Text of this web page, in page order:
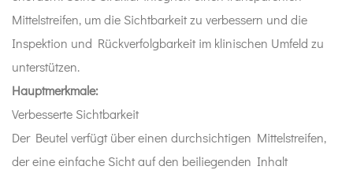
Mittelstreifen, um die Sichtbarkeit zu verbessern und die
Inspektion und Rückverfolgbarkeit im klinischen Umfeld zu
unterstützen.
Hauptmerkmale:
Verbesserte Sichtbarkeit
Der Beutel verfügt über einen durchsichtigen Mittelstreifen,
der eine einfache Sicht auf den beiliegenden Inhalt